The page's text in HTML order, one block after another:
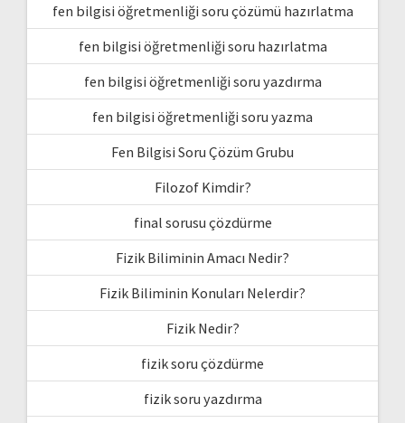
fen bilgisi öğretmenliği soru çözümü hazırlatma
fen bilgisi öğretmenliği soru hazırlatma
fen bilgisi öğretmenliği soru yazdırma
fen bilgisi öğretmenliği soru yazma
Fen Bilgisi Soru Çözüm Grubu
Filozof Kimdir?
final sorusu çözdürme
Fizik Biliminin Amacı Nedir?
Fizik Biliminin Konuları Nelerdir?
Fizik Nedir?
fizik soru çözdürme
fizik soru yazdırma